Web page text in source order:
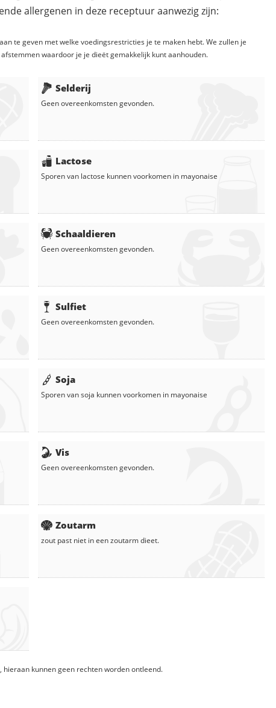
allergenen in deze receptuur aanwezig zijn:
te geven met welke voedingsrestricties je te maken hebt. We zullen je
waardoor je je dieët gemakkelijk kunt aanhouden.
Selderij
Geen overeenkomsten gevonden.
Lactose
Sporen van lactose kunnen voorkomen in mayonaise
Schaaldieren
Geen overeenkomsten gevonden.
Sulfiet
Geen overeenkomsten gevonden.
Soja
Sporen van soja kunnen voorkomen in mayonaise
Vis
Geen overeenkomsten gevonden.
Zoutarm
zout past niet in een zoutarm dieet.
kunnen geen rechten worden ontleend.